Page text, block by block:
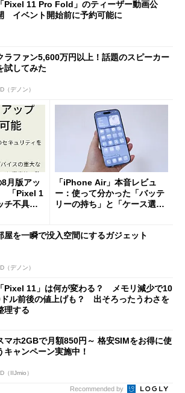
「Pixel 11 Pro Fold」のティーザー動画公
イベント開始前に予約可能に
ラファン5,600万円以上！話題のスピーカー
試してみた
（デノン）
月版アッ
「Pixel 1
チ不具合
「iPhone Air」本音レビュ
ー：使って分かった「バッテ
リーの持ち」と「ケース選
屋を一瞬で没入空間にするガジェット
（デノン）
「Pixel 11」は何が変わる？ メモリ減少で10
ル前後の値上げも？ 出そろったうわさを
理する
マホ2GBで月額850円～ 格安SIMをお得に使
キャンペーン実施中！
（IIJmio）
Recommended by